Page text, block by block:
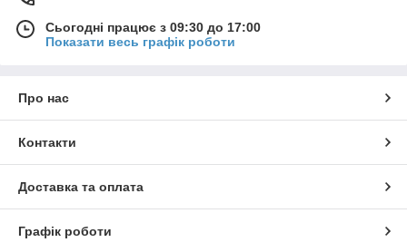
Сьогодні працює з 09:30 до 17:00
Показати весь графік роботи
Про нас
Контакти
Доставка та оплата
Графік роботи